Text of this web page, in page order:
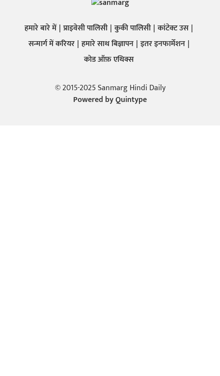
हमारे बारे में प्राइवेसी पालिसी कुकी पालिसी कांटेक्ट उस
सन्मार्ग में करियर हमारे साथ बिज्ञापन इतर इनफार्मेशन
कोड ऑफ़ एथिक्स
© 2015-2025 Sanmarg Hindi Daily
Powered byQuintype